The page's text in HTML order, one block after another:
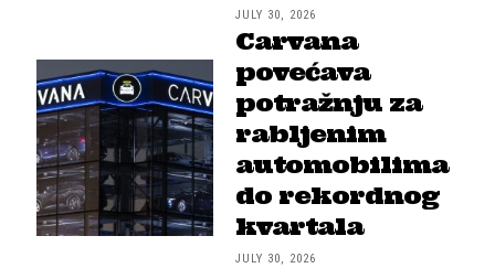
JULY 30, 2026
Carvana
povećava
potražnju za
rabljenim
automobilima
do rekordnog
kvartala
JULY 30, 2026